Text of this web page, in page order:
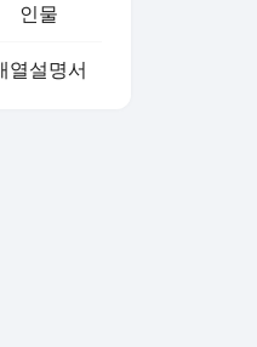
인물
열설명서